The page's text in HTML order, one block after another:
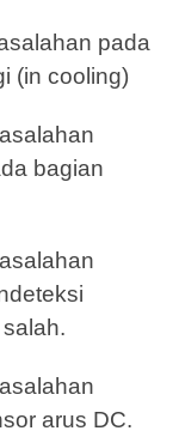
pada
(in cooling)
bagian
arus DC.